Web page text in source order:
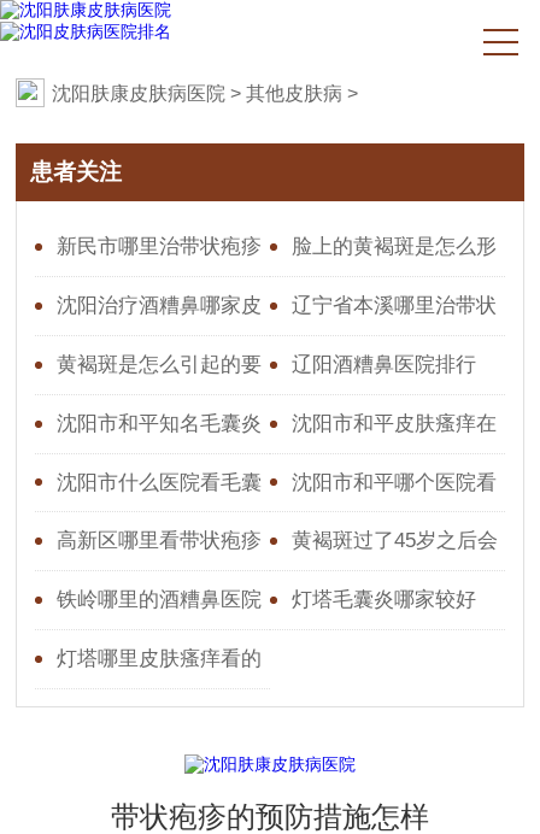
沈阳肤康皮肤病医院 >其他皮肤病 >
患者关注
新民市哪里治带状疱疹
效果好
脸上的黄褐斑是怎么形
成的原因图片
沈阳治疗酒糟鼻哪家皮
肤科好-沈阳皮肤医院更好
的比较
辽宁省本溪哪里治带状
疱疹好
黄褐斑是怎么引起的要
怎么去根治呢
辽阳酒糟鼻医院排行
沈阳市和平知名毛囊炎
医院,医院口碑怎么样
沈阳市和平皮肤瘙痒在
哪看
沈阳市什么医院看毛囊
炎好
沈阳市和平哪个医院看
皮肤瘙痒好一点的
高新区哪里看带状疱疹
好些
黄褐斑过了45岁之后会
淡吗
铁岭哪里的酒糟鼻医院
好
灯塔毛囊炎哪家较好
灯塔哪里皮肤瘙痒看的
带状疱疹的预防措施怎样